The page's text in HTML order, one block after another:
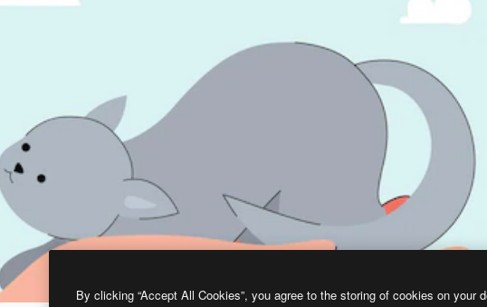
By clicking “Accept All Cookies”, you agree to the storing of cookies on your